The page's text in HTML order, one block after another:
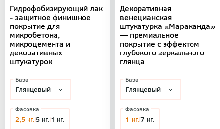
Гидрофобизирующий лак
- защитное финишное
покрытие для
микробетона,
микроцемента и
декоративных
штукатурок
База
Фасовка
2,5 кг.5 кг. 1 кг.
Декоративная
венецианская
штукатурка «Мараканда»
— премиальное
покрытие с эффектом
глубокого зеркального
глянца
База
Фасовка
1 кг.7 кг.